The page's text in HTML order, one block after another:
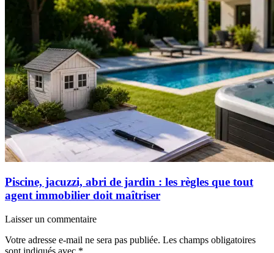
Piscine, jacuzzi, abri de jardin : les règles que tout
agent immobilier doit maîtriser
Laisser un commentaire
Votre adresse e-mail ne sera pas publiée. Les champs obligatoires
sont indiqués avec *